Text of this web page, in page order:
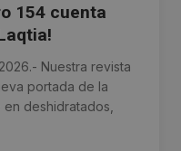
154 cuenta
Nuestra revista
portada de la
deshidratados,